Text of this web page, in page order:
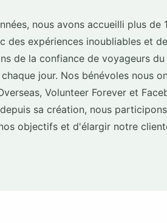
nous avons accueilli plus
des expériences inoubliables et
de la confiance de voyageurs
jour. Nos bénévoles nous
Volunteer Forever et
sa création, nous
objectifs et d'élargir notre